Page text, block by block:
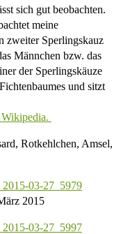
sich gut beobachten.
meine
zweiter Sperlingskauz
Männchen bzw. das
der Sperlingskäuze
und sitzt
Rotkehlchen, Amsel,
2015